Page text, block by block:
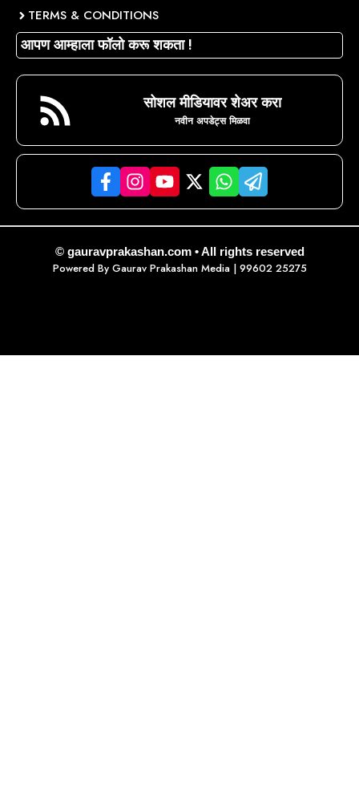
TERMS & CONDITIONS
आपण आम्हाला फॉलो करू शकता !
सोशल मीडियावर शेअर करा
नवीन अपडेट्स मिळवा
© gauravprakashan.com • All rights reserved
Powered By Gaurav Prakashan Media| 99602 25275